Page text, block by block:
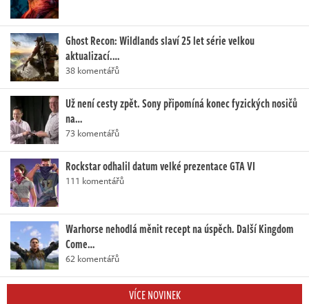
Ghost Recon: Wildlands slaví 25 let série velkou
aktualizací.…
38 komentářů
Už není cesty zpět. Sony připomíná konec fyzických nosičů
na…
73 komentářů
Rockstar odhalil datum velké prezentace GTA VI
111 komentářů
Warhorse nehodlá měnit recept na úspěch. Další Kingdom
Come…
62 komentářů
VÍCE NOVINEK